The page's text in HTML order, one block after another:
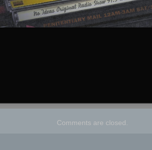
Comments are closed.